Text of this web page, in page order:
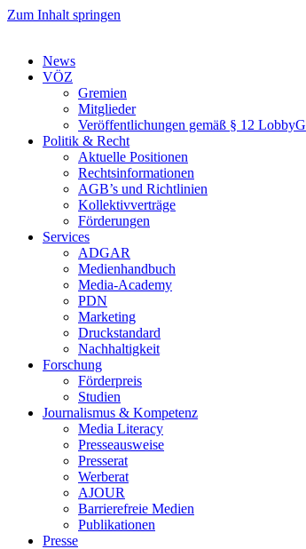
Zum Inhalt springen
News
VÖZ
Gremien
Mitglieder
Veröffentlichungen gemäß § 12 LobbyG
Politik & Recht
Aktuelle Positionen
Rechtsinformationen
AGB’s und Richtlinien
Kollektivverträge
Förderungen
Services
ADGAR
Medienhandbuch
Media-Academy
PDN
Marketing
Druckstandard
Nachhaltigkeit
Forschung
Förderpreis
Studien
Journalismus & Kompetenz
Media Literacy
Presseausweise
Presserat
Werberat
AJOUR
Barrierefreie Medien
Publikationen
Presse